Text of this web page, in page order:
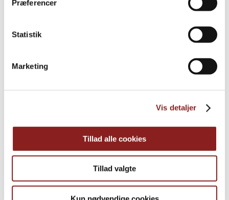
Præferencer
Statistik
Marketing
Vis detaljer
Tillad alle cookies
Tillad valgte